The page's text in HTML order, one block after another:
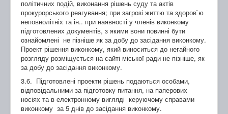
політичних подій, виконання рішень суду та актів
прокурорського реагування; при загрозі життю та здоров`ю
неповнолітніх та ін.. при наявності у членів виконкому
підготовлених документів, з якими вони повинні бути
ознайомлені не пізніше як за добу до засідання виконкому.
Проект рішення виконкому, який виноситься до негайного
розгляду розміщується на сайті міської ради не пізніше, як
за добу до засідання виконкому.
3.6. Підготовлені проекти рішень подаються особами,
відповідальними за підготовку питання, на паперових
носіях та в електронному вигляді керуючому справами
виконкому за 5 днів до засідання виконкому.